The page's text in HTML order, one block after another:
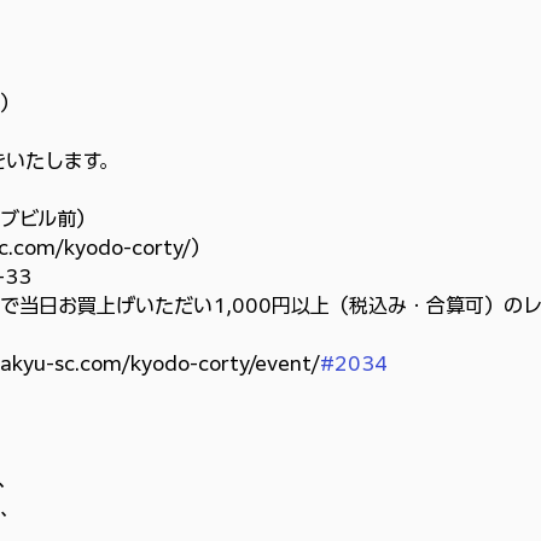
たします。
ビル前）
kyodo-corty/）
33
当日お買上げいただい1,000円以上（税込み・合算可）の
sc.com/kyodo-corty/event/#2034